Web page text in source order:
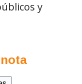
y